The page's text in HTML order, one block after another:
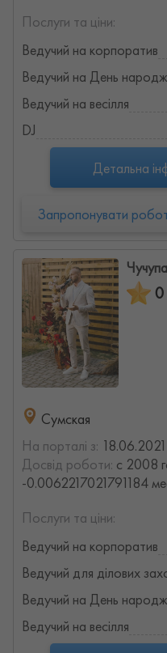
Послуги та ціни:
Ведучий на корпоратив
Ведучий на День
Ведучий на весілля
DJ
Детальна
Запропонувати
0
Сумская
На порталі з: 18.06.2021
Досвід роботи: с 2008
-0.0062217021791184
Послуги та ціни:
Ведучий на корпоратив
Ведучий для ділових
Ведучий на День
Ведучий на весілля